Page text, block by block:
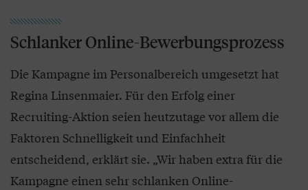
Schlanker Online-Bewerbungsprozess
Die Kampagne im Personalbereich umgesetzt hat
Regina Linsenmaier. Für den Erfolg einer
Recruiting-Aktion seien heutzutage vor allem die
Faktoren Schnelligkeit und Einfachheit
entscheidend, erklärt sie. „Wir haben extra für die
Kampagne einen sehr schlanken Online-